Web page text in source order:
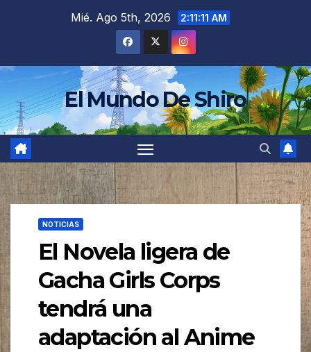
Mié. Ago 5th, 2026 2:11:13 AM
El Mundo De Shiro
NOTICIAS
El Novela ligera de
Gacha Girls Corps
tendrá una
adaptación al Anime